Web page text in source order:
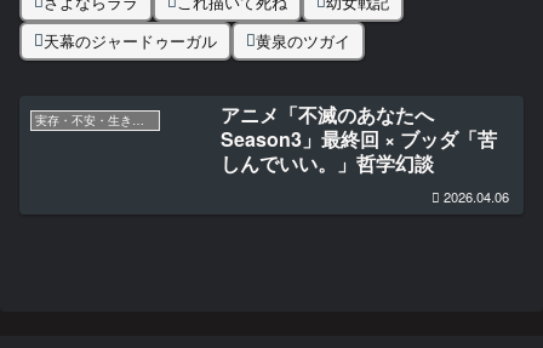
天幕のジャードゥーガル
黄泉のツガイ
アニメ「不滅のあなたへ
Season3」最終回 × ブッダ「苦
しんでいい。」哲学幻談
2026.04.06